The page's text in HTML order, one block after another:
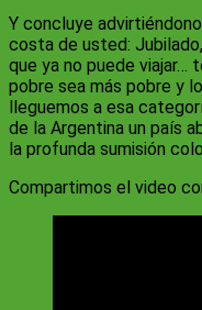
Y concluye
costa de usted:
que ya no puede viajar…
pobre sea más pobre y
lleguemos a esa
de la Argentina un país
la profunda sumisión
Compartimos el video